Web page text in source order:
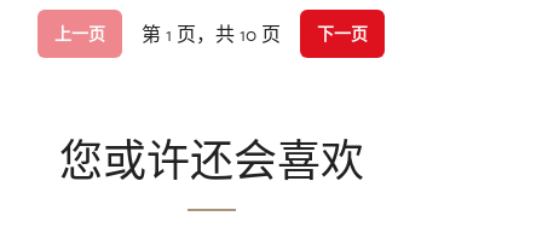
上一页 第 1 页，共 10 页 下一页
您或许还会喜欢